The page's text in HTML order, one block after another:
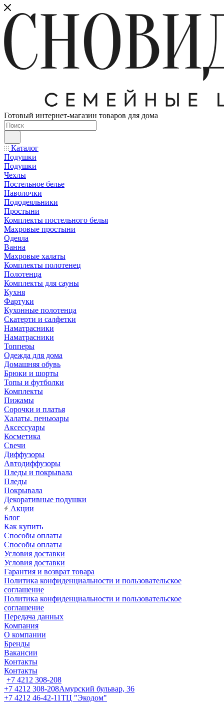
Готовый интернет-магазин товаров для дома
Каталог
Подушки
Подушки
Чехлы
Постельное белье
Наволочки
Пододеяльники
Простыни
Комплекты постельного белья
Махровые простыни
Одеяла
Ванна
Махровые халаты
Комплекты полотенец
Полотенца
Комплекты для сауны
Кухня
Фартуки
Кухонные полотенца
Скатерти и салфетки
Наматрасники
Наматрасники
Топперы
Одежда для дома
Домашняя обувь
Брюки и шорты
Топы и футболки
Комплекты
Пижамы
Сорочки и платья
Халаты, пеньюары
Аксессуары
Косметика
Свечи
Диффузоры
Автодиффузоры
Пледы и покрывала
Пледы
Покрывала
Декоративные подушки
Акции
Блог
Как купить
Способы оплаты
Способы оплаты
Условия доставки
Условия доставки
Гарантия и возврат товара
Политика конфиденциальности и пользовательское
соглашение
Политика конфиденциальности и пользовательское
соглашение
Передача данных
Компания
О компании
Бренды
Вакансии
Контакты
Контакты
+7 4212 308-208
+7 4212 308-208Амурский бульвар, 36
+7 4212 46-42-11ТЦ "Экодом"